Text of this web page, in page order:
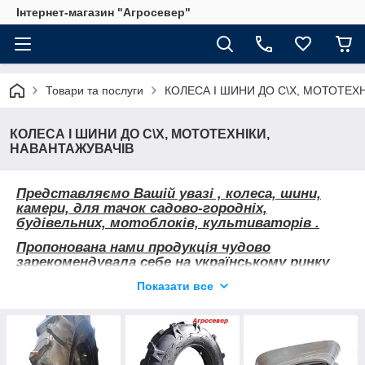
Інтернет-магазин "Агросевер"
Товари та послуги КОЛЕСА І ШИНИ ДО С\Х,
КОЛЕСА І ШИНИ ДО С\Х, МОТОТЕХНІКИ,
НАВАНТАЖУВАЧІВ
Представляємо Вашій увазі , колеса, шини,
камери, для тачок садово-городніх,
будівельних, мотоблоків, культиваторів .
Пропонована нами продукція чудово
зарекомендувала себе на українському ринку
в експлуатації і широко використовується в
Вибирайте потрібний вам товар
(пневматичні колеса, колеса з гумовою
шиною, шини для мотоблоків ), а ми, у свою
Показати все